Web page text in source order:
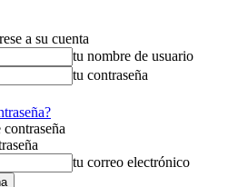
a su cuenta
tu nombre de usuario
tu contraseña
tu correo electrónico